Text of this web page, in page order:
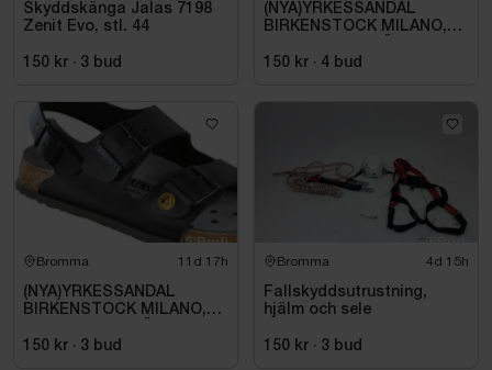
Skyddskänga Jalas 7198
Zenit Evo, stl. 44
150 kr · 3 bud
(NYA)YRKESSANDAL
BIRKENSTOCK MILANO,
SVART. STL 42
150 kr · 4 bud
Bromma 11d 17h
(NYA)YRKESSANDAL
BIRKENSTOCK MILANO,
SVART. STL 42
150 kr · 3 bud
Bromma 4d 15h
Fallskyddsutrustning,
hjälm och sele
150 kr · 3 bud